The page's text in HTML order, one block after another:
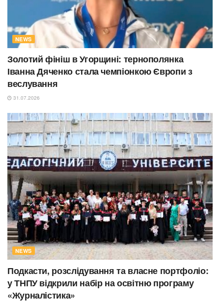
NEWS
Золотий фініш в Угорщині: тернополянка
Іванна Дяченко стала чемпіонкою Європи з
веслування
31.07.2026
NEWS
Подкасти, розслідування та власне портфоліо:
у ТНПУ відкрили набір на освітню програму
«Журналістика»